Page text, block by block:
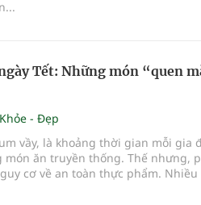
Tết: Những món “quen
Khỏe - Đẹp
vầy, là khoảng thời gian mỗi gia
món ăn truyền thống. Thế nhưng,
cơ về an toàn thực phẩm.